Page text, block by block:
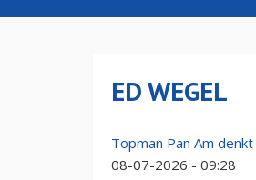
ED WEGEL
Topman Pan Am
08-07-2026 - 09:28